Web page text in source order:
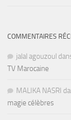
COMMENTAIRES
jalal agouzoul
TV Marocaine
MALIKA NASRI
magie célèbres